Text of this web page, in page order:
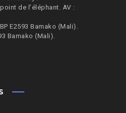
de l’éléphant. AV :
E2593 Bamako (Mali).
Bamako (Mali).